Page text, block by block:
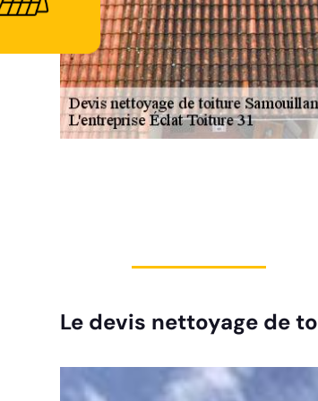
Le devis nettoyage de